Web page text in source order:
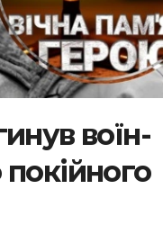
воїн-